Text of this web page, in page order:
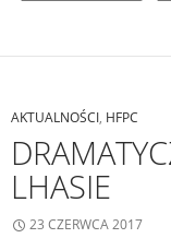
AKTUALNOŚCI, HFPC
LHASIE
23 CZERWCA 2017